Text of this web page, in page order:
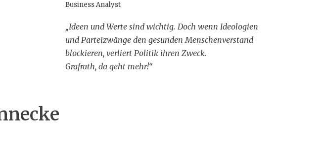
Business Analyst
„Ideen und Werte sind wichtig. Doch wenn Ideologien
und Parteizwänge den gesunden Menschenverstand
blockieren, verliert Politik ihren Zweck.
Grafrath, da geht mehr!“